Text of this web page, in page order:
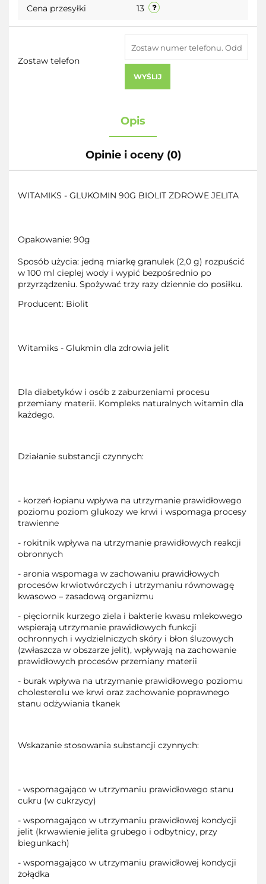
Cena przesyłki 13
Zostaw telefon
WYŚLIJ
Opis
Opinie i oceny (0)
WITAMIKS - GLUKOMIN 90G BIOLIT ZDROWE JELITA
Opakowanie: 90g
Sposób użycia: jedną miarkę granulek (2,0 g) rozpuścić
w 100 ml cieplej wody i wypić bezpośrednio po
przyrządzeniu. Spożywać trzy razy dziennie do posiłku.
Producent: Biolit
Witamiks - Glukmin dla zdrowia jelit
Dla diabetyków i osób z zaburzeniami procesu
przemiany materii. Kompleks naturalnych witamin dla
każdego.
Działanie substancji czynnych:
- korzeń łopianu wpływa na utrzymanie prawidłowego
poziomu poziom glukozy we krwi i wspomaga procesy
trawienne
- rokitnik wpływa na utrzymanie prawidłowych reakcji
obronnych
- aronia wspomaga w zachowaniu prawidłowych
procesów krwiotwórczych i utrzymaniu równowagę
kwasowo – zasadową organizmu
- pięciornik kurzego ziela i bakterie kwasu mlekowego
wspierają utrzymanie prawidłowych funkcji
ochronnych i wydzielniczych skóry i błon śluzowych
(zwłaszcza w obszarze jelit), wpływają na zachowanie
prawidłowych procesów przemiany materii
- burak wpływa na utrzymanie prawidłowego poziomu
cholesterolu we krwi oraz zachowanie poprawnego
stanu odżywiania tkanek
Wskazanie stosowania substancji czynnych:
- wspomagająco w utrzymaniu prawidłowego stanu
cukru (w cukrzycy)
- wspomagająco w utrzymaniu prawidłowej kondycji
jelit (krwawienie jelita grubego i odbytnicy, przy
biegunkach)
- wspomagająco w utrzymaniu prawidłowej kondycji
żołądka